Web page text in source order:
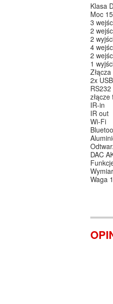
Klasa
Moc
3
2
2
4
2
1
2x USB
RS232
IR-in
IR out
Wi-Fi
DAC
Waga